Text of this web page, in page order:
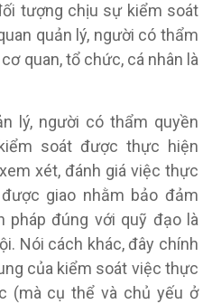
tượng chịu sự kiểm soát
quản lý, người có thẩm
quan, tổ chức, cá nhân là
lý, người có thẩm quyền
soát được thực hiện
xét, đánh giá việc thực
giao nhằm bảo đảm
pháp đúng với quỹ đạo là
Nói cách khác, đây chính
của kiểm soát việc thực
(mà cụ thể và chủ yếu ở